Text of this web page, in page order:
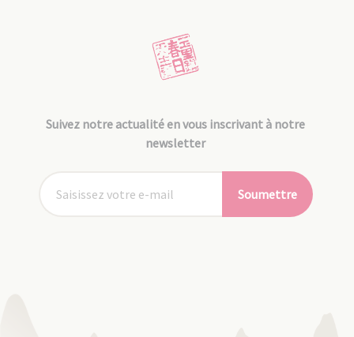
Suivez notre actualité en vous inscrivant à notre
newsletter
Soumettre